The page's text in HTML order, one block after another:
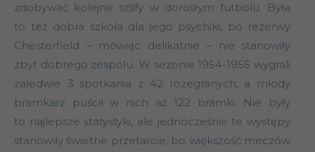
zdobywać kolejne szlify w dorosłym futbolu. Była
to też dobra szkoła dla jego psychiki, bo rezerwy
Chesterfield – mówiąc delikatnie – nie stanowiły
zbyt dobrego zespołu. W sezonie 1954-1955 wygrali
zaledwie 3 spotkania z 42 rozegranych, a młody
bramkarz puścił w nich aż 122 bramki. Nie były
to najlepsze statystyki, ale jednocześnie te występy
stanowiły świetne przetarcie, bo większość meczów